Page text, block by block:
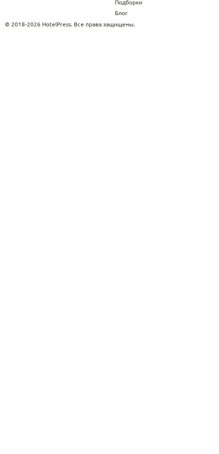
Подборки
Блог
© 2018-2026 HotelPress. Все права защищены.